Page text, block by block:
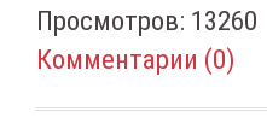
Просмотров: 13260
Комментарии (0)